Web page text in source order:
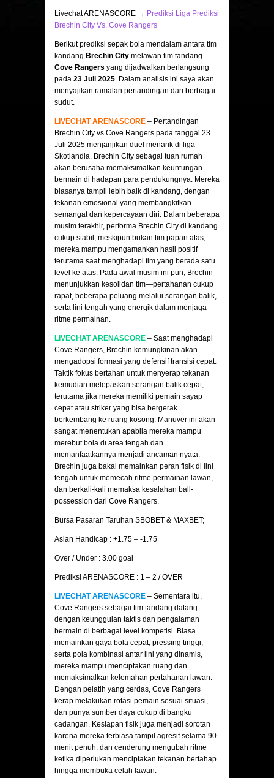
Livechat ARENASCORE → Prediksi Liga Prediksi
Brechin City Vs. Cove Rangers
Berikut prediksi sepak bola mendalam antara tim
kandang Brechin City melawan tim tandang
Cove Rangers yang dijadwalkan berlangsung
pada 23 Juli 2025. Dalam analisis ini saya akan
menyajikan ramalan pertandingan dari berbagai
sudut.
LIVECHAT ARENASCORE – Pertandingan
Brechin City vs Cove Rangers pada tanggal 23
Juli 2025 menjanjikan duel menarik di liga
Skotlandia. Brechin City sebagai tuan rumah
akan berusaha memaksimalkan keuntungan
bermain di hadapan para pendukungnya. Mereka
biasanya tampil lebih baik di kandang, dengan
tekanan emosional yang membangkitkan
semangat dan kepercayaan diri. Dalam beberapa
musim terakhir, performa Brechin City di kandang
cukup stabil, meskipun bukan tim papan atas,
mereka mampu mengamankan hasil positif
terutama saat menghadapi tim yang berada satu
level ke atas. Pada awal musim ini pun, Brechin
menunjukkan kesolidan tim—pertahanan cukup
rapat, beberapa peluang melalui serangan balik,
serta lini tengah yang energik dalam menjaga
ritme permainan.
LIVECHAT ARENASCORE – Saat menghadapi
Cove Rangers, Brechin kemungkinan akan
mengadopsi formasi yang defensif transisi cepat.
Taktik fokus bertahan untuk menyerap tekanan
kemudian melepaskan serangan balik cepat,
terutama jika mereka memiliki pemain sayap
cepat atau striker yang bisa bergerak
berkembang ke ruang kosong. Manuver ini akan
sangat menentukan apabila mereka mampu
merebut bola di area tengah dan
memanfaatkannya menjadi ancaman nyata.
Brechin juga bakal memainkan peran fisik di lini
tengah untuk memecah ritme permainan lawan,
dan berkali-kali memaksa kesalahan ball-
possession dari Cove Rangers.
Bursa Pasaran Taruhan SBOBET & MAXBET;
Asian Handicap : +1.75 – -1.75
Over / Under : 3.00 goal
Prediksi ARENASCORE : 1 – 2 / OVER
LIVECHAT ARENASCORE – Sementara itu,
Cove Rangers sebagai tim tandang datang
dengan keunggulan taktis dan pengalaman
bermain di berbagai level kompetisi. Biasa
memainkan gaya bola cepat, pressing tinggi,
serta pola kombinasi antar lini yang dinamis,
mereka mampu menciptakan ruang dan
memaksimalkan kelemahan pertahanan lawan.
Dengan pelatih yang cerdas, Cove Rangers
kerap melakukan rotasi pemain sesuai situasi,
dan punya sumber daya cukup di bangku
cadangan. Kesiapan fisik juga menjadi sorotan
karena mereka terbiasa tampil agresif selama 90
menit penuh, dan cenderung mengubah ritme
ketika diperlukan menciptakan tekanan bertahap
hingga membuka celah lawan.